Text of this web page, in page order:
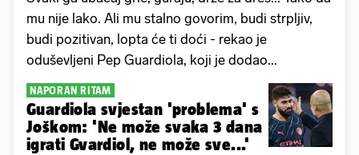
mu nije lako. Ali mu stalno govorim, budi strpljiv,
budi pozitivan, lopta će ti doći - rekao je
oduševljeni Pep Guardiola, koji je dodao...
NAPORAN RITAM
Guardiola svjestan 'problema' s
Joškom: 'Ne može svaka 3 dana
igrati Gvardiol, ne može sve...'